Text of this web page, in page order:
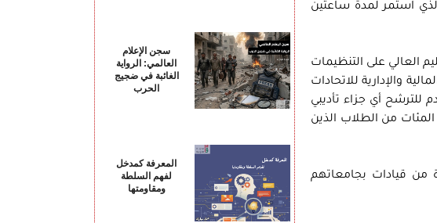
استمر لمدة ساعتين
العالي على التنظيمات
والإدارية للاتحادات
أي جزاء تأديبي
من الطلاب الذين
من قيادات بجامعاتهم
سجن الإعلام
العالمي: الرواية
الغائبة في ضجيج
الحرب
المعرفة كمدخل
لفهم السلطة
ومقاومتها